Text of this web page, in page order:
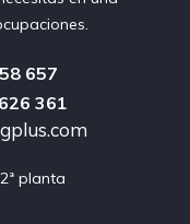
657
361
planta